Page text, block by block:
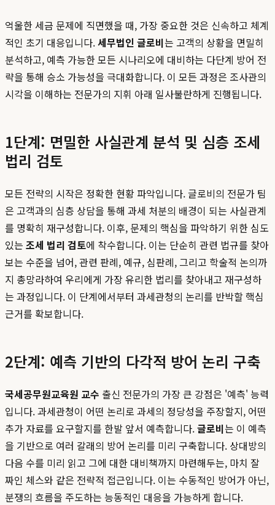
억울한 세금 문제에 직면했을 때, 가장 중요한 것은 신속하고 체계
적인 초기 대응입니다.세무법인 글로비는 고객의 상황을 면밀히
분석하고, 예측 가능한 모든 시나리오에 대비하는 다단계 방어 전
략을 통해 승소 가능성을 극대화합니다. 이 모든 과정은 조사관의
시각을 이해하는 전문가의 지휘 아래 일사불란하게 진행됩니다.
1단계: 면밀한 사실관계 분석 및 심층 조세
법리 검토
모든 전략의 시작은 정확한 현황 파악입니다. 글로비의 전문가 팀
은 고객과의 심층 상담을 통해 과세 처분의 배경이 되는 사실관계
를 명확히 재구성합니다. 이후, 문제의 핵심을 파악하기 위한 심도
있는 조세 법리 검토에 착수합니다. 이는 단순히 관련 법규를 찾아
보는 수준을 넘어, 관련 판례, 예규, 심판례, 그리고 학술적 논의까
지 총망라하여 우리에게 가장 유리한 법리를 찾아내고 재구성하
는 과정입니다. 이 단계에서부터 과세관청의 논리를 반박할 핵심
근거를 확보합니다.
2단계: 예측 기반의 다각적 방어 논리 구축
국세공무원교육원 교수 출신 전문가의 가장 큰 강점은 '예측' 능력
입니다. 과세관청이 어떤 논리로 과세의 정당성을 주장할지, 어떤
추가 자료를 요구할지를 한발 앞서 예측합니다.글로비는 이 예측
을 기반으로 여러 갈래의 방어 논리를 미리 구축합니다. 상대방의
다음 수를 미리 읽고 그에 대한 대비책까지 마련해두는, 마치 잘
짜인 체스와 같은 전략적 접근입니다. 이는 수동적인 방어가 아닌,
분쟁의 흐름을 주도하는 능동적인 대응을 가능하게 합니다.